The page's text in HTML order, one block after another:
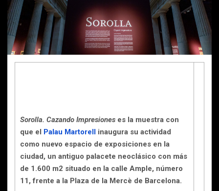
Sorolla. Cazando Impresiones es la muestra con
que el Palau Martorell inaugura su actividad
como nuevo espacio de exposiciones en la
ciudad, un antiguo palacete neoclásico con más
de 1.600 m2 situado en la calle Ample, número
11, frente a la Plaza de la Mercè de Barcelona.